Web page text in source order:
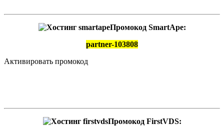
Промокод SmartApe:
partner-103808
Активировать промокод
Промокод FirstVDS: